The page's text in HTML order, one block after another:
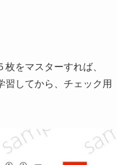
をマスターすれば、
習してから、チェック用